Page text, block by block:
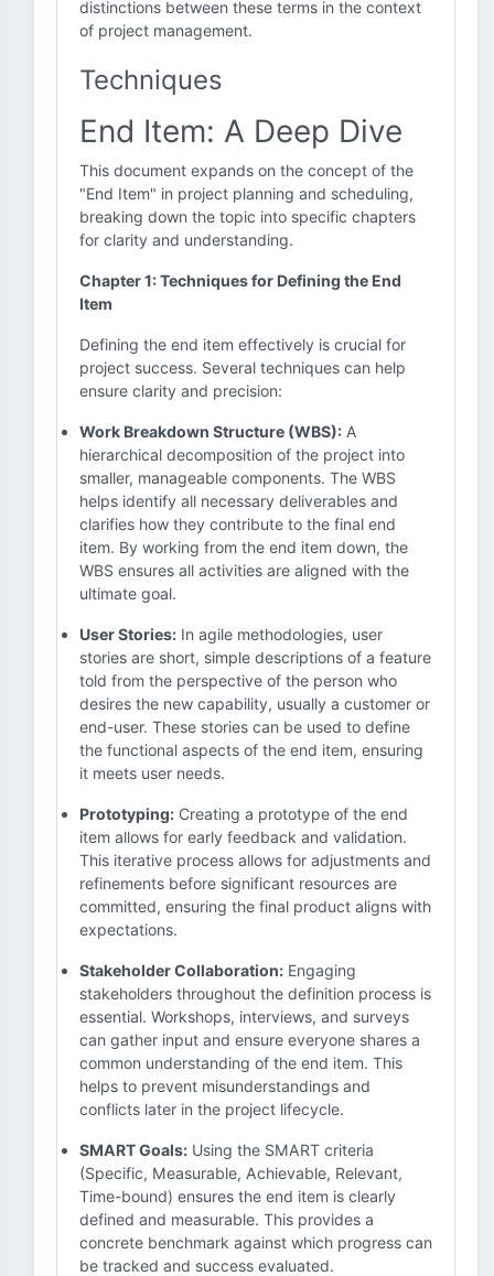
distinctions between these terms in the context
of project management.
Techniques
End Item: A Deep Dive
This document expands on the concept of the
"End Item" in project planning and scheduling,
breaking down the topic into specific chapters
for clarity and understanding.
Chapter 1: Techniques for Defining the End
Item
Defining the end item effectively is crucial for
project success. Several techniques can help
ensure clarity and precision:
Work Breakdown Structure (WBS): A
hierarchical decomposition of the project into
smaller, manageable components. The WBS
helps identify all necessary deliverables and
clarifies how they contribute to the final end
item. By working from the end item down, the
WBS ensures all activities are aligned with the
ultimate goal.
User Stories: In agile methodologies, user
stories are short, simple descriptions of a feature
told from the perspective of the person who
desires the new capability, usually a customer or
end-user. These stories can be used to define
the functional aspects of the end item, ensuring
it meets user needs.
Prototyping: Creating a prototype of the end
item allows for early feedback and validation.
This iterative process allows for adjustments and
refinements before significant resources are
committed, ensuring the final product aligns with
expectations.
Stakeholder Collaboration: Engaging
stakeholders throughout the definition process is
essential. Workshops, interviews, and surveys
can gather input and ensure everyone shares a
common understanding of the end item. This
helps to prevent misunderstandings and
conflicts later in the project lifecycle.
SMART Goals: Using the SMART criteria
(Specific, Measurable, Achievable, Relevant,
Time-bound) ensures the end item is clearly
defined and measurable. This provides a
concrete benchmark against which progress can
be tracked and success evaluated.